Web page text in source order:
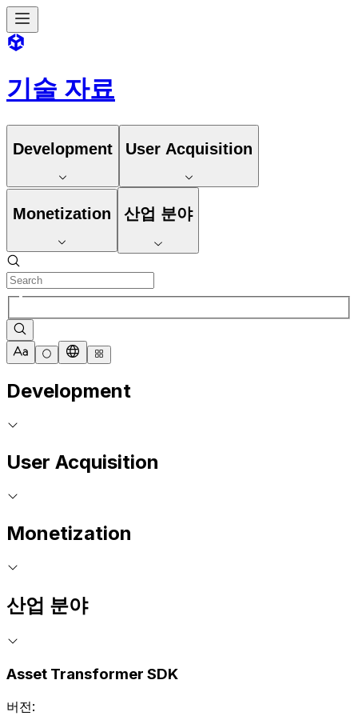
기술 자료
Development User Acquisition
Monetization 산업 분야
Development
User Acquisition
Monetization
산업 분야
Asset Transformer SDK
버전: